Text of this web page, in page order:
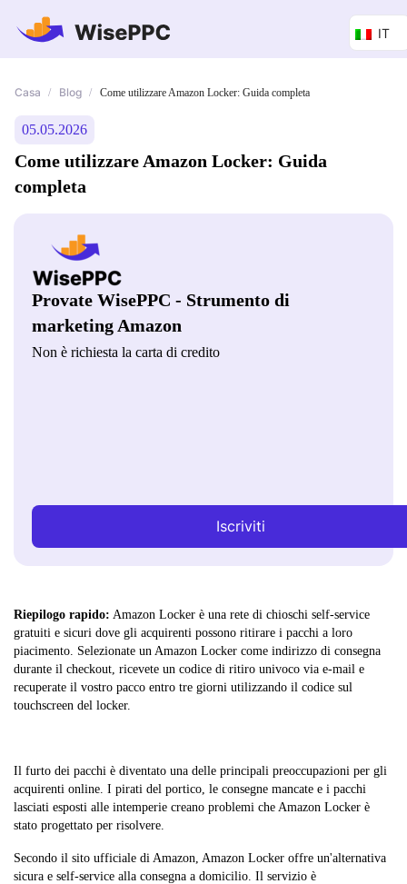
IT
Casa / Blog / Come utilizzare Amazon Locker: Guida completa
05.05.2026
Come utilizzare Amazon Locker: Guida
completa
Provate WisePPC - Strumento di
marketing Amazon
Non è richiesta la carta di credito
Iscriviti
Riepilogo rapido: Amazon Locker è una rete di chioschi self-service
gratuiti e sicuri dove gli acquirenti possono ritirare i pacchi a loro
piacimento. Selezionate un Amazon Locker come indirizzo di consegna
durante il checkout, ricevete un codice di ritiro univoco via e-mail e
recuperate il vostro pacco entro tre giorni utilizzando il codice sul
touchscreen del locker.
Il furto dei pacchi è diventato una delle principali preoccupazioni per gli
acquirenti online. I pirati del portico, le consegne mancate e i pacchi
lasciati esposti alle intemperie creano problemi che Amazon Locker è
stato progettato per risolvere.
Secondo il sito ufficiale di Amazon, Amazon Locker offre un'alternativa
sicura e self-service alla consegna a domicilio. Il servizio è